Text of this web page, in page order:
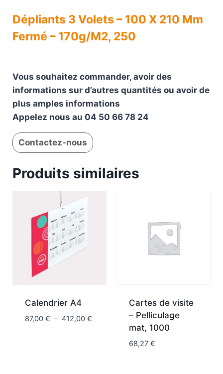
Dépliants 3 Volets – 100 X 210 Mm
Fermé – 170g/m2, 250
Vous souhaitez commander, avoir des
informations sur d’autres quantités ou avoir de
plus amples informations
Appelez nous au 04 50 66 78 24
Contactez-nous
Produits similaires
Calendrier A4
87,00 € – 412,00 €
Cartes de visite
– Pelliculage
mat, 1000
68,27 €